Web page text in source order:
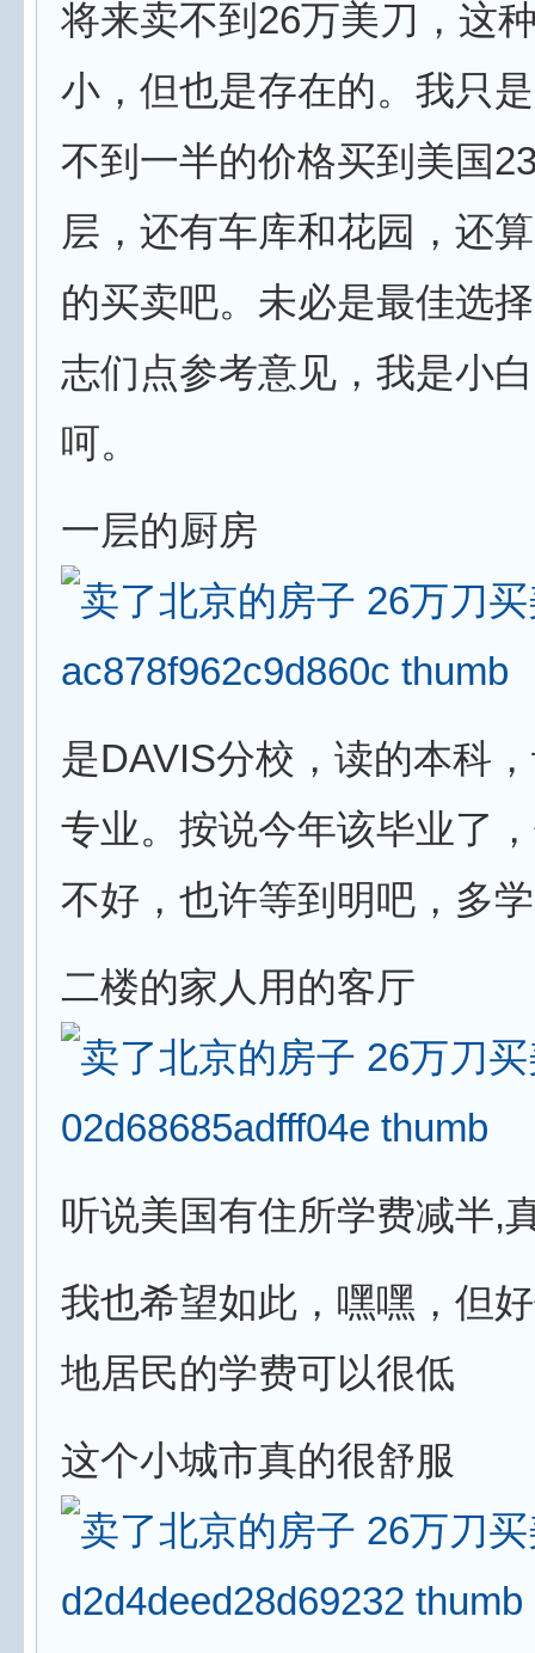
将来卖不到26万美刀，这
小，但也是存在的。我只
不到一半的价格买到美国
层，还有车库和花园，还
的买卖吧。未必是最佳选
志们点参考意见，我是小
呵。
一层的厨房
是DAVIS分校，读的本科
专业。按说今年该毕业了
不好，也许等到明吧，多
二楼的家人用的客厅
听说美国有住所学费减半,
我也希望如此，嘿嘿，但
地居民的学费可以很低
这个小城市真的很舒服